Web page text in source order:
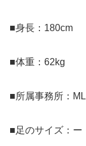
■身長：180cm
■体重：62kg
■所属事務所：
■足のサイズ：ー